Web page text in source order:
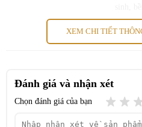
Thời gian bảo hành 60
XEM CHI TIẾT
Đánh giá và nhận xét
Chọn đánh giá của bạn